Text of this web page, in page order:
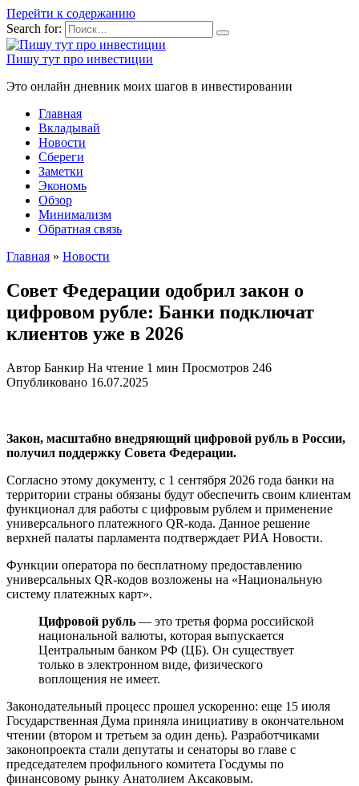
Перейти к содержанию
Search for:
Пишу тут про инвестиции
Это онлайн дневник моих шагов в инвестировании
Главная
Вкладывай
Новости
Сбереги
Заметки
Экономь
Обзор
Минимализм
Обратная связь
Главная » Новости
Совет Федерации одобрил закон о
цифровом рубле: Банки подключат
клиентов уже в 2026
Автор Банкир На чтение 1 мин Просмотров 246
Опубликовано 16.07.2025
Закон, масштабно внедряющий цифровой рубль в России,
получил поддержку Совета Федерации.
Согласно этому документу, с 1 сентября 2026 года банки на
территории страны обязаны будут обеспечить своим клиентам
функционал для работы с цифровым рублем и применение
универсального платежного QR-кода. Данное решение
верхней палаты парламента подтверждает РИА Новости.
Функции оператора по бесплатному предоставлению
универсальных QR-кодов возложены на «Национальную
систему платежных карт».
Цифровой рубль — это третья форма российской
национальной валюты, которая выпускается
Центральным банком РФ (ЦБ). Он существует
только в электронном виде, физического
воплощения не имеет.
Законодательный процесс прошел ускоренно: еще 15 июля
Государственная Дума приняла инициативу в окончательном
чтении (втором и третьем за один день). Разработчиками
законопроекта стали депутаты и сенаторы во главе с
председателем профильного комитета Госдумы по
финансовому рынку Анатолием Аксаковым.